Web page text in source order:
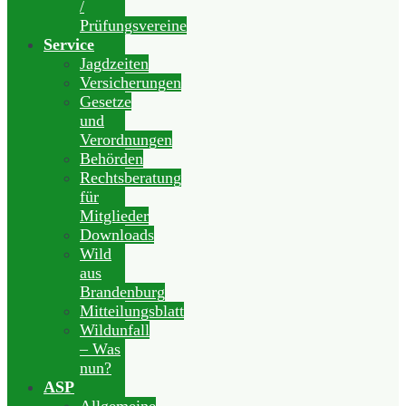
/
Prüfungsvereine
Service
Jagdzeiten
Versicherungen
Gesetze
und
Verordnungen
Behörden
Rechtsberatung
für
Mitglieder
Downloads
Wild
aus
Brandenburg
Mitteilungsblatt
Wildunfall
– Was
nun?
ASP